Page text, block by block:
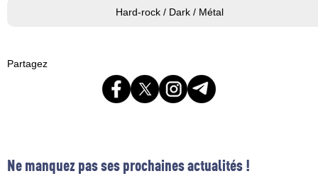
Hard-rock / Dark / Métal
Partagez
Ne manquez pas ses prochaines actualités !